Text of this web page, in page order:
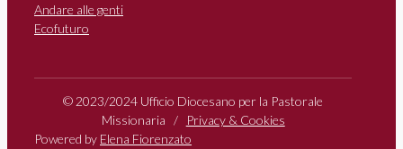
Andare alle genti
Ecofuturo
© 2023/2024 Ufficio Diocesano per la Pastorale
Missionaria /
Privacy & Cookies
Powered by Elena Fiorenzato